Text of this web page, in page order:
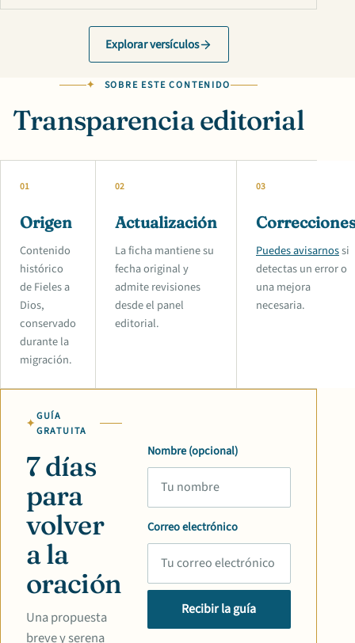
Explorar versículos
SOBRE ESTE CONTENIDO
Transparencia editorial
01
Origen
Contenido
histórico
de Fieles a
Dios,
conservado
durante la
migración.
02
Actualización
La ficha mantiene su
fecha original y
admite revisiones
desde el panel
editorial.
03
Puedes avisarnossi
detectas un error o
una mejora
necesaria.
GUÍA
GRATUITA
7 días
para
volver
a la
oración
Una propuesta
breve y serena
Nombre (opcional)
Correo electrónico
Recibir la guía